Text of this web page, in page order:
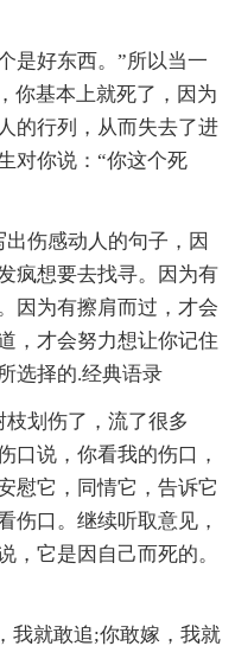
是好东西。”所以当一
你基本上就死了，因为
的行列，从而失去了进
对你说：“你这个死
伤感动人的句子，因
疯想要去找寻。因为有
因为有擦肩而过，才会
，才会努力想让你记住
选择的.经典语录
划伤了，流了很多
口说，你看我的伤口，
慰它，同情它，告诉它
伤口。继续听取意见，
，它是因自己而死的。
我就敢追;你敢嫁，我就